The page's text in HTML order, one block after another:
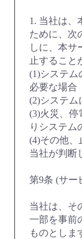
1. 当社は、
ために、次
しに、本サ
止すること
(1)システム
必要な場合
(2)システム
(3)火災、停
りシステム
(4)その他、
当社が判断
第9条 (サー
当社は、そ
一部を事前
ものとしま